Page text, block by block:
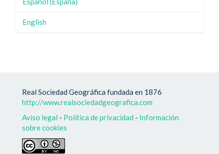
English
Real Sociedad Geográfica fundada en 1876
http://www.realsociedadgeografica.com
Aviso legal - Política de privacidad - Información
sobre cookies